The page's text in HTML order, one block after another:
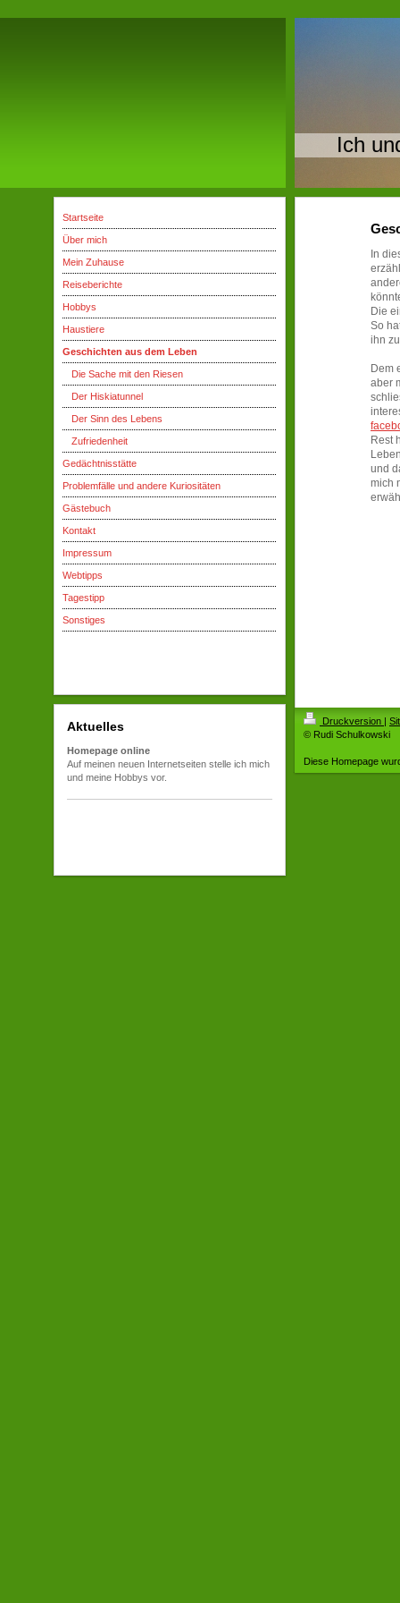
Ich
Startseite
Über mich
Mein Zuhause
Reiseberichte
Hobbys
Haustiere
Geschichten aus dem Leben
Die Sache mit den Riesen
Der Hiskiatunnel
Der Sinn des Lebens
Zufriedenheit
Gedächtnisstätte
Problemfälle und andere Kuriositäten
Gästebuch
Kontakt
Impressum
Webtipps
Tagestipp
Sonstiges
Aktuelles
Homepage online
Auf meinen neuen Internetseiten stelle ich mich
und meine Hobbys vor.
In
Die
So
ihn
Dem
aber
Rest
und
mich
Druckversion |
© Rudi Schulkowski
Diese Homepage